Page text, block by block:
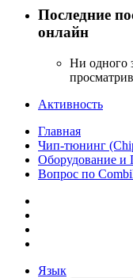
Последние
онлайн
Ни одного
Активность
Главная
Чип-тюнинг
Оборудование
Вопрос по
Язык